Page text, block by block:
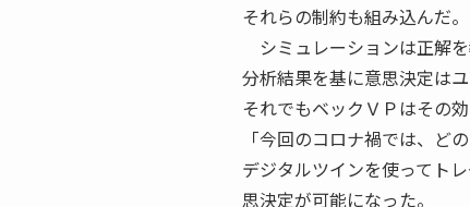
それらの制約も組み込んだ。
シミュレーションは正解
分析結果を基に意思決定はユ
それでもベックＶＰはその
「今回のコロナ禍では、ど
デジタルツインを使ってト
思決定が可能になった。